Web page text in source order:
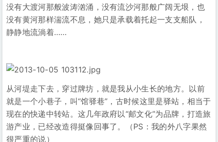
没有大渡河那般波涛汹涌，没有流沙河那般广阔无垠，也
没有黄河那样湍流不息，她只是承载着托起一支支船队，
静静地流淌着……
从河堤走下去，穿过牌坊，就是我从小生长的地方。以前
就是一个小巷子，叫“馆驿巷”，古时候这里是驿站，相当于
现在的快递中转站。这几年政府以“邮文化”为品牌，打造旅
游产业，已经改造得挺像回事了。（PS：我的外八字果然
很严重的说）